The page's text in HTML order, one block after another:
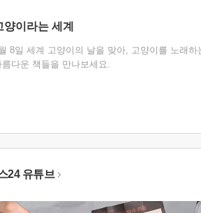
양이라는 세계
8일 세계 고양이의 날을 맞아, 고양이를 노래하
름다운 책들을 만나보세요.
24 유튜브